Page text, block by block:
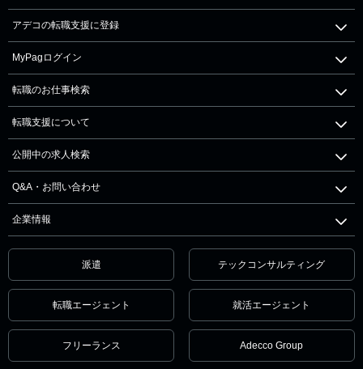
アデコの転職支援に登録
MyPagログイン
転職のお仕事検索
転職支援について
公開中の求人検索
Q&A・お問い合わせ
企業情報
派遣 テックコンサルティング
転職エージェント 就活エージェント
フリーランス Adecco Group